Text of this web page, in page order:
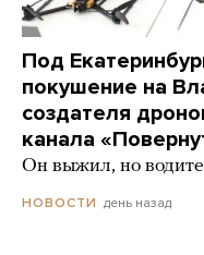
Под
покушение на
создателя
канала
Он выжил, но
НОВОСТИ день назад